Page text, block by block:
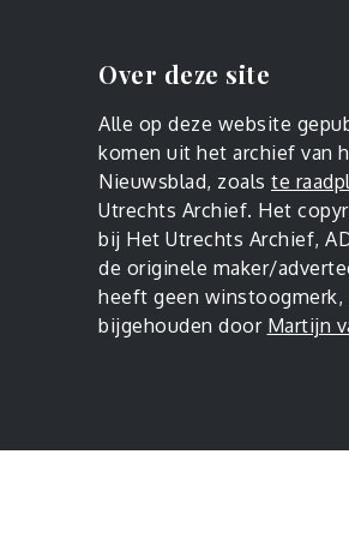
Over deze site
Alle op deze website
komen uit het archief van
Nieuwsblad, zoals te
Utrechts Archief. Het
bij Het Utrechts Archief,
de originele maker/
heeft geen winstoogmerk,
bijgehouden door Martijn